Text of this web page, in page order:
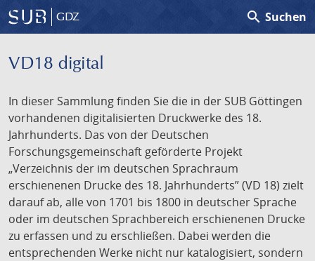
GDZ search Suchen
VD18 digital
In dieser Sammlung finden Sie die in der SUB Göttingen
vorhandenen digitalisierten Druckwerke des 18.
Jahrhunderts. Das von der Deutschen
Forschungsgemeinschaft geförderte Projekt
„Verzeichnis der im deutschen Sprachraum
erschienenen Drucke des 18. Jahrhunderts” (VD 18) zielt
darauf ab, alle von 1701 bis 1800 in deutscher Sprache
oder im deutschen Sprachbereich erschienenen Drucke
zu erfassen und zu erschließen. Dabei werden die
entsprechenden Werke nicht nur katalogisiert, sondern